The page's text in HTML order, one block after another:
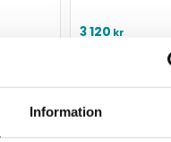
Information
temperatur- och
3 120 kr